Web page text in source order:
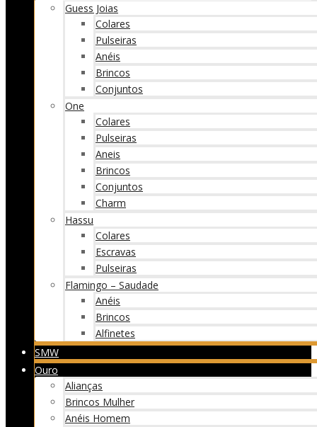
Guess Joias
Colares
Pulseiras
Anéis
Brincos
Conjuntos
One
Colares
Pulseiras
Aneis
Brincos
Conjuntos
Charm
Hassu
Colares
Escravas
Pulseiras
Flamingo – Saudade
Anéis
Brincos
Alfinetes
SMW
Ouro
Alianças
Brincos Mulher
Anéis Homem